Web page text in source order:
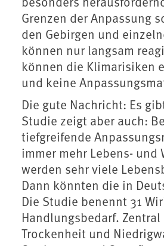
Grenzen der Anpassung
den Gebirgen und
können nur langsam
können die Klimarisiken
und keine
Die gute Nachricht: Es
Studie zeigt aber auch:
tiefgreifende
immer mehr Lebens-
werden sehr viele
Dann könnten die in
Die Studie benennt 31
Handlungsbedarf.
Trockenheit und